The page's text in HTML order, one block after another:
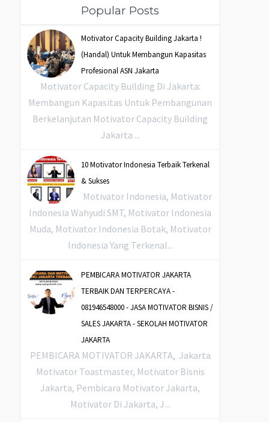
Popular Posts
Motivator Capacity Building Jakarta !
(Handal) Untuk Membangun Kapasitas
Profesional ASN Jakarta
Motivator Capacity Building Di Jakarta:
Membangun Kapasitas Untuk Pembangunan
Berkelanjutan Motivator Capacity Building
Jakarta ...
10 Motivator Indonesia Terbaik Terkenal
& Sukses
Motivator Indonesia, Motivator
Indonesia Wahyudi SMT, Motivator Indonesia
Muda, Motivator Indonesia Botak, Motivator
Indonesia Yang Terkenal...
PEMBICARA MOTIVATOR JAKARTA
TERBAIK DAN TERPERCAYA -
081946548000 - JASA MOTIVATOR BISNIS /
SALES JAKARTA - SEKOLAH MOTIVATOR
JAKARTA
PEMBICARA MOTIVATOR JAKARTA, Jakarta
Motivator Toastmaster, Motivator Bisnis
Jakarta, Pembicara Motivator Jakarta,
Motivator Di Jakarta, J...